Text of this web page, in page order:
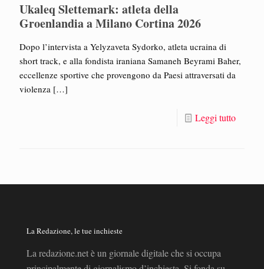
Ukaleq Slettemark: atleta della
Groenlandia a Milano Cortina 2026
Dopo l’intervista a Yelyzaveta Sydorko, atleta ucraina di
short track, e alla fondista iraniana Samaneh Beyrami Baher,
eccellenze sportive che provengono da Paesi attraversati da
violenza […]
Leggi tutto
La Redazione, le tue inchieste
La redazione.net è un giornale digitale che si occupa